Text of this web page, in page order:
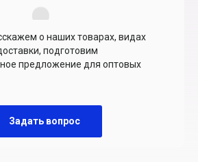
о наших товарах, видах
подготовим
предложение для оптовых
Задать вопрос